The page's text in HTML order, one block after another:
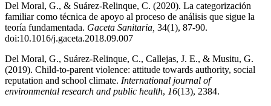
Del Moral, G., & Suárez-Relinque, C. (2020). La categorización
familiar como técnica de apoyo al proceso de análisis que sigue la
teoría fundamentada. Gaceta Sanitaria, 34(1), 87-90.
doi:10.1016/j.gaceta.2018.09.007
Del Moral, G., Suárez-Relinque, C., Callejas, J. E., & Musitu, G.
(2019). Child-to-parent violence: attitude towards authority, social
reputation and school climate. International journal of
environmental research and public health, 16(13), 2384.